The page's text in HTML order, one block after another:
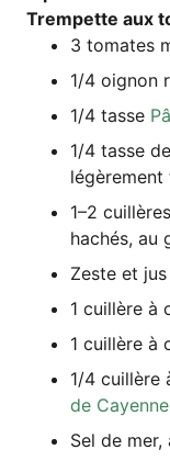
Trem­pet­te aux
3 toma­tes
1/4 oignon
1/4 tas­se
1/4 tas­se
légè­re­ment
1–2
hachés, au
Zes­te et
1 cuil­lè­re à
1 cuil­lè­re à
1/4 cuil­lè­re
de Cayenne
Sel de